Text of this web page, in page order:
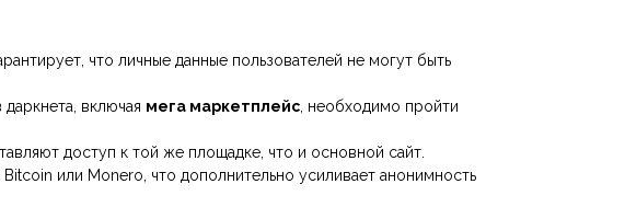
что личные данные пользователей не могут быть
включая мега маркетплейс , необходимо пройти
доступ к той же площадке, что и основной сайт.
или Monero, что дополнительно усиливает анонимность